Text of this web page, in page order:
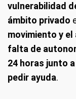
vulnerabilidad
ámbito privado
movimiento y
falta de
24 horas junto
pedir ayuda.